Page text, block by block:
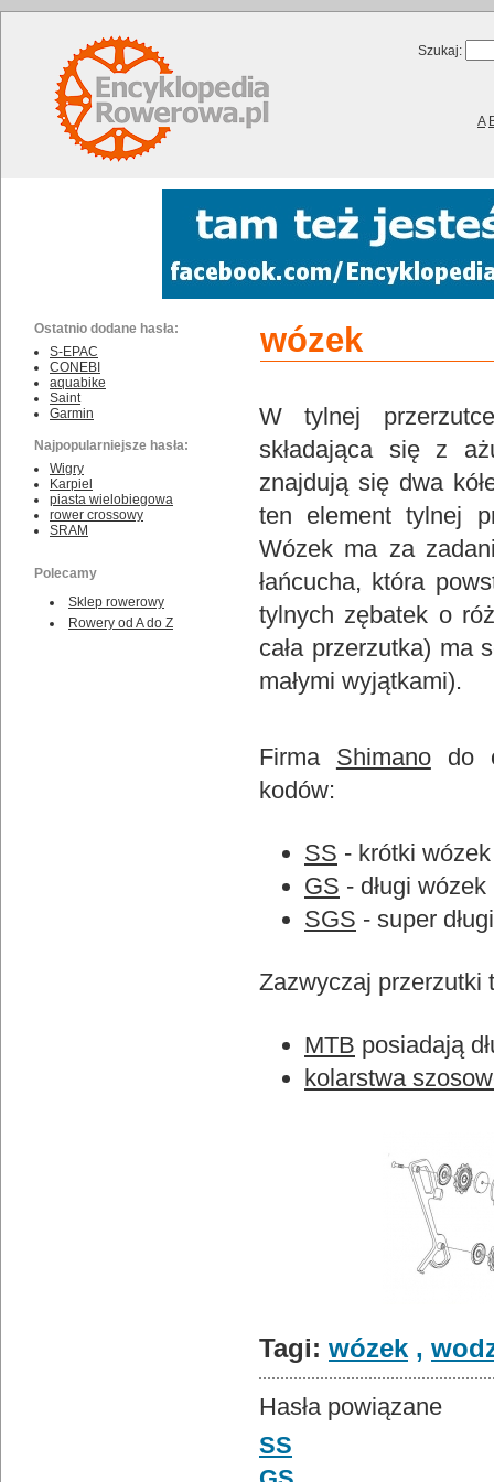
Szukaj:
A
Ostatnio dodane hasła:
S-EPAC
CONEBI
aquabike
Saint
Garmin
Najpopularniejsze hasła:
Wigry
Karpiel
piasta wielobiegowa
rower crossowy
SRAM
Polecamy
Sklep rowerowy
Rowery od A do Z
wózek
W tylnej
składająca się z
znajdują się dwa
ten element tylnej
Wózek ma za
łańcucha, która
tylnych zębatek o
cała przerzutka) ma
małymi wyjątkami).
Firma Shimanodo
kodów:
SS - krótki wózek
GS - długi wózek
SGS - super
Zazwyczaj przerzutki
MTB posiadają
kolarstwa
Tagi: wózek ,
Hasła powiązane
SS